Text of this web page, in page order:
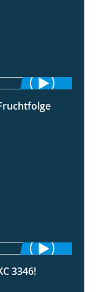
2:31
1:38
3346!